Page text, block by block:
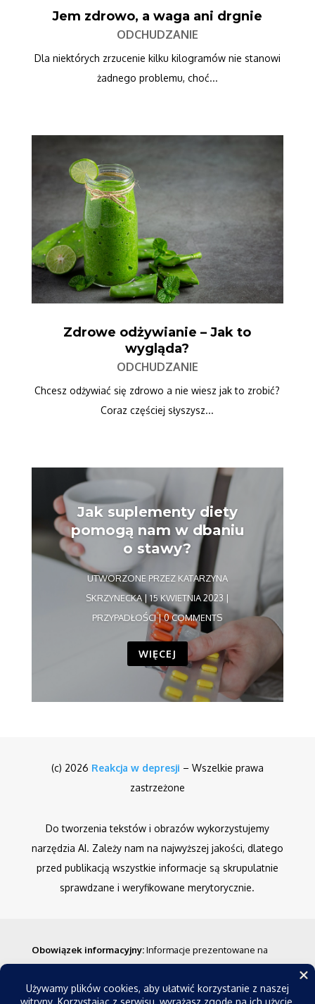
Jem zdrowo, a waga ani drgnie
ODCHUDZANIE
Dla niektórych zrzucenie kilku kilogramów nie stanowi
żadnego problemu, choć...
Zdrowe odżywianie – Jak to
wygląda?
ODCHUDZANIE
Chcesz odżywiać się zdrowo a nie wiesz jak to zrobić?
Coraz częściej słyszysz...
Jak suplementy diety
pomogą nam w dbaniu
o stawy?
UTWORZONE PRZEZ KATARZYNA
SKRZYNECKA|15 KWIETNIA 2023 |
PRZYPADŁOŚCI| 0 COMMENTS
WIĘCEJ
(c) 2026 Reakcja w depresji – Wszelkie prawa
zastrzeżone
Do tworzenia tekstów i obrazów wykorzystujemy
narzędzia AI. Zależy nam na najwyższej jakości, dlatego
przed publikacją wszystkie informacje są skrupulatnie
sprawdzane i weryfikowane merytorycznie.
Obowiązek informacyjny: Informacje prezentowane na
prawa. Mają one charakter ogólny i nie powinny być